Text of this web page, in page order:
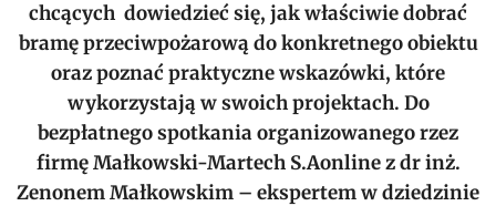
chcących dowiedzieć się, jak właściwie dobrać
bramę przeciwpożarową do konkretnego obiektu
oraz poznać praktyczne wskazówki, które
wykorzystają w swoich projektach. Do
bezpłatnego spotkania organizowanego rzez
firmę Małkowski-Martech S.Aonline z dr inż.
Zenonem Małkowskim – ekspertem w dziedzinie